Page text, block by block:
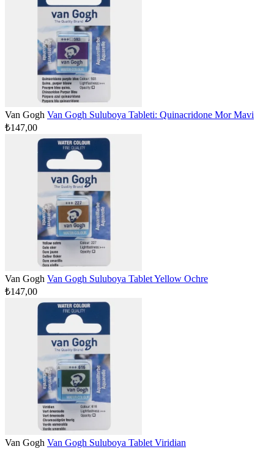
Van Gogh Van Gogh Suluboya Tableti: Quinacridone Mor Mavi
₺147,00
Van Gogh Van Gogh Suluboya Tablet Yellow Ochre
₺147,00
Van Gogh Van Gogh Suluboya Tablet Viridian